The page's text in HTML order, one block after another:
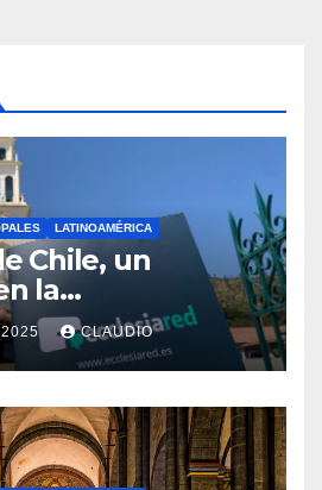
LATINOAMÉRICA
Chile, un
la
digital
CLAUDIO
N
O
H
A